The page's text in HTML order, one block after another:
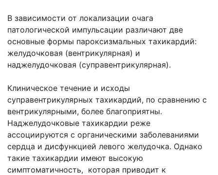
В зависимости от локализации очага
патологической импульсации различают две
основные формы пароксизмальных тахикардий:
желудочковая (вентрикулярная) и
наджелудочковая (суправентрикулярная).
Клиническое течение и исходы
суправентрикулярных тахикардий, по сравнению с
вентрикулярными, более благоприятны.
Наджелудочковые тахикардии реже
ассоциируются с органическими заболеваниями
сердца и дисфункцией левого желудочка. Однако
такие тахикардии имеют высокую
симптоматичность, которая приводит к